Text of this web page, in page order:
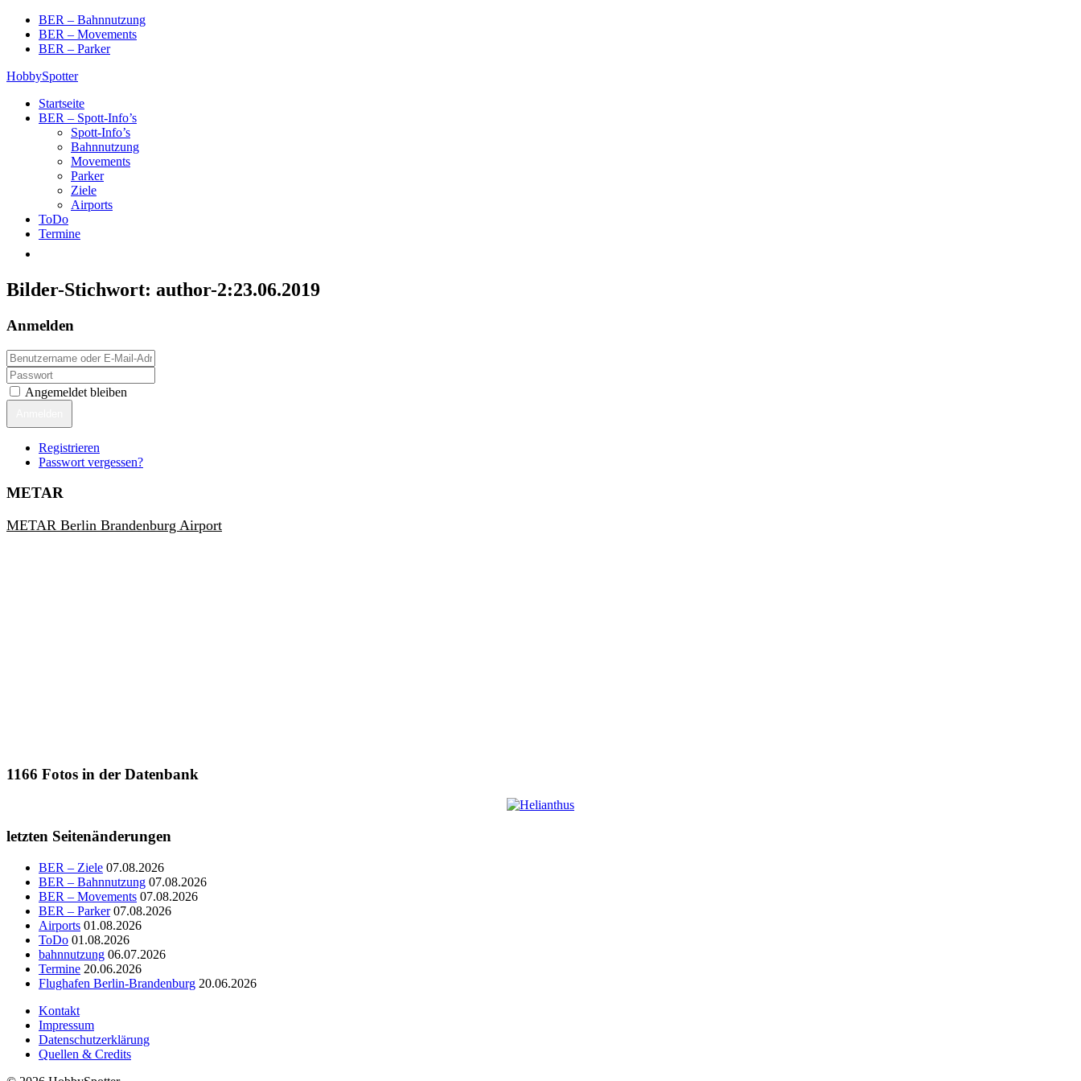
Skip
content
BER – Bahnnutzung
BER – Movements
BER – Parker
HobbySpotter
Startseite
BER – Spott-Info’s
Spott-Info’s
Bahnnutzung
Movements
Parker
Ziele
Airports
ToDo
Termine
Bilder-Stichwort: author-2:23.06.2019
Anmelden
Angemeldet bleiben
Registrieren
Passwort vergessen?
METAR
METAR Berlin Brandenburg Airport
1166 Fotos in der Datenbank
letzten Seitenänderungen
BER – Ziele 07.08.2026
BER – Bahnnutzung 07.08.2026
BER – Movements 07.08.2026
BER – Parker 07.08.2026
Airports 01.08.2026
ToDo 01.08.2026
bahnnutzung 06.07.2026
Termine 20.06.2026
Flughafen Berlin-Brandenburg 20.06.2026
Kontakt
Impressum
Datenschutzerklärung
Quellen & Credits